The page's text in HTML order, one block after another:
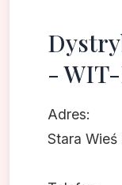
-
Adres:
Stara